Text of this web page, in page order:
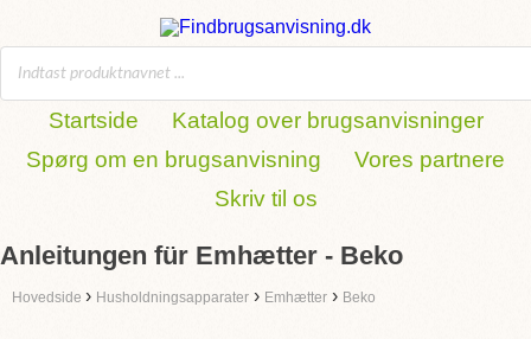
Startside
Katalog over brugsanvisninger
Spørg om en brugsanvisning
Vores partnere
Skriv til os
Anleitungen für Emhætter - Beko
Hovedside › Husholdningsapparater › Emhætter › Beko